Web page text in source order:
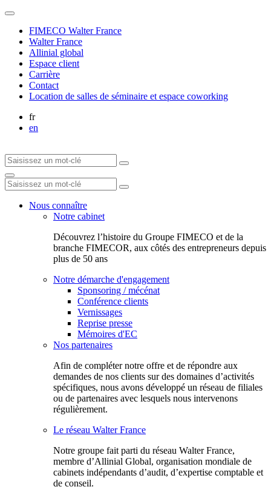
FIMECO Walter France
Walter France
Allinial global
Espace client
Carrière
Contact
Location de salles de séminaire et espace coworking
fr
en
Nous connaître
Notre cabinet
Découvrez l’histoire du Groupe FIMECO et de la
branche FIMECOR, aux côtés des entrepreneurs depuis
plus de 50 ans
Notre démarche d'engagement
Sponsoring / mécénat
Conférence clients
Vernissages
Reprise presse
Mémoires d'EC
Nos partenaires
Afin de compléter notre offre et de répondre aux
demandes de nos clients sur des domaines d’activités
spécifiques, nous avons développé un réseau de filiales
ou de partenaires avec lesquels nous intervenons
régulièrement.
Le réseau Walter France
Notr​e groupe fait parti du réseau Walter France,
membre d’Allinial Global, organisation mondiale de
cabinets indépendants d’audit, d’expertise comptable et
de conseil.